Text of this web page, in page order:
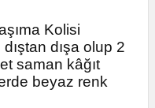
Kolisi
dışa olup 2
saman kâğıt
beyaz renk